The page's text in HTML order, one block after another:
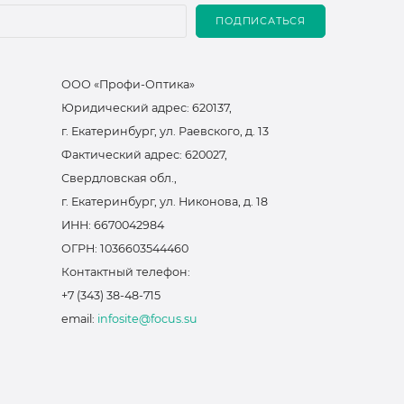
ПОДПИСАТЬСЯ
ООО «Профи-Оптика»
Юридический адрес: 620137,
г. Екатеринбург, ул. Раевского, д. 13
Фактический адрес: 620027,
Свердловская обл.,
г. Екатеринбург, ул. Никонова, д. 18
ИНН: 6670042984
ОГРН: 1036603544460
Контактный телефон:
+7 (343) 38-48-715
email: infosite@focus.su